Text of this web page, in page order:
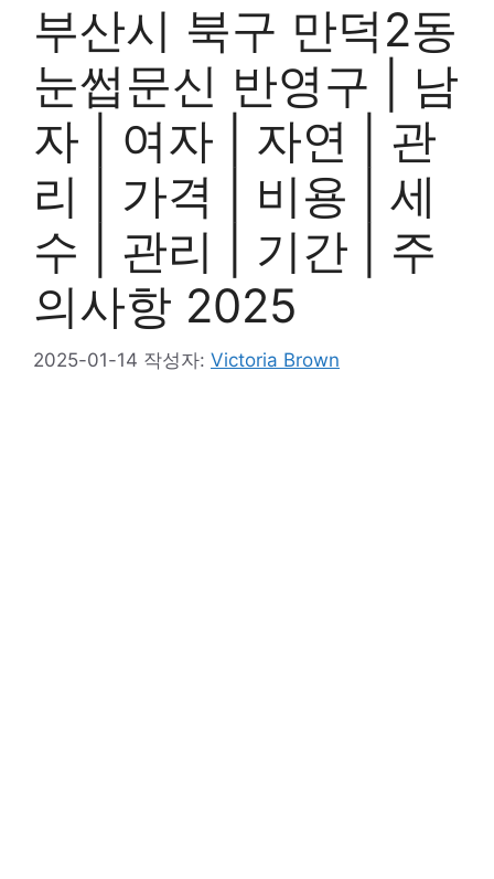
부산시 북구 만덕2동
눈썹문신 반영구 | 남
자 | 여자 | 자연 | 관
리 | 가격 | 비용 | 세
수 | 관리 | 기간 | 주
의사항 2025
2025-01-14 작성자: Victoria Brown